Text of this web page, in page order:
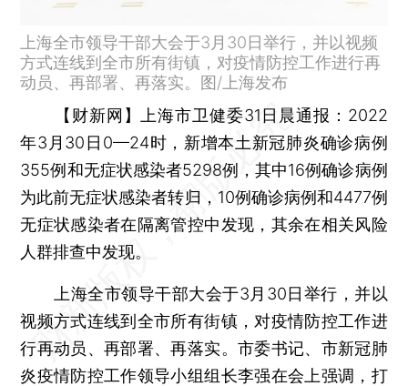
上海全市领导干部大会于3月30日举行，并以视频
方式连线到全市所有街镇，对疫情防控工作进行再
动员、再部署、再落实。图/上海发布
【财新网】
上海市卫健委31日晨通报：2022
年3月30日0—24时，新增本土新冠肺炎确诊病例
355例和无症状感染者5298例，其中16例确诊病例
为此前无症状感染者转归，10例确诊病例和4477例
无症状感染者在隔离管控中发现，其余在相关风险
人群排查中发现。
上海全市领导干部大会于3月30日举行，并以
视频方式连线到全市所有街镇，对疫情防控工作进
行再动员、再部署、再落实。市委书记、市新冠肺
炎疫情防控工作领导小组组长李强在会上强调，打